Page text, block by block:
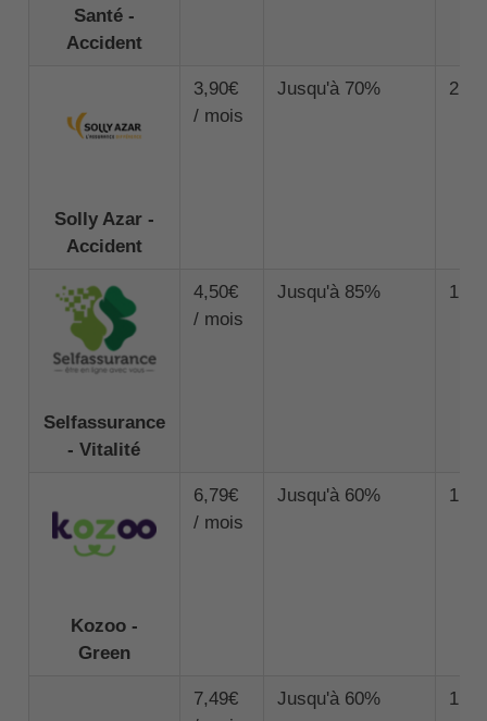
Santé -
Accident
Solly Azar -
Accident
3,90€
/ mois
Jusqu'à 70% 2
Selfassurance
- Vitalité
4,50€
/ mois
Jusqu'à 85% 1
Kozoo -
Green
6,79€
/ mois
Jusqu'à 60% 1
7,49€
Jusqu'à 60% 1